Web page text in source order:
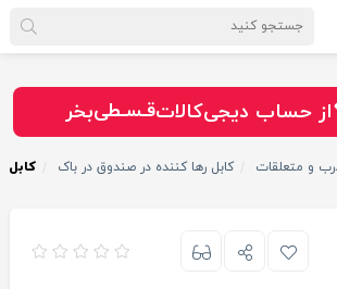
از حساب دیجی‌کالات
سـریــع
امـــــن
قـسـطیبخر
و متعلقات کابل رها کننده در صندوق در باک کابل